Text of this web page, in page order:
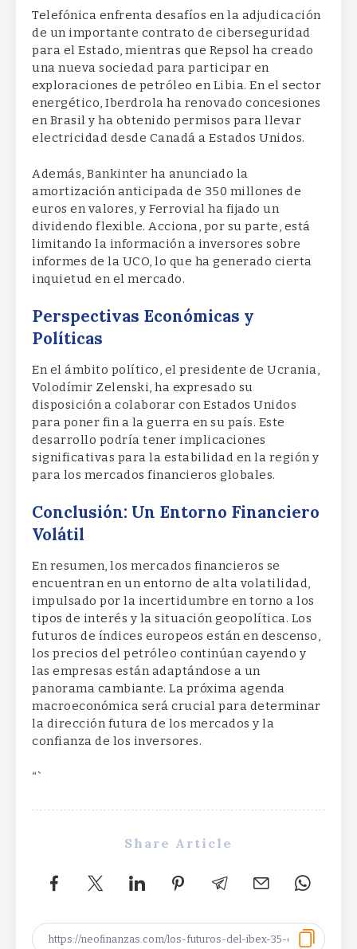
Telefónica enfrenta desafíos en la adjudicación
de un importante contrato de ciberseguridad
para el Estado, mientras que Repsol ha creado
una nueva sociedad para participar en
exploraciones de petróleo en Libia. En el sector
energético, Iberdrola ha renovado concesiones
en Brasil y ha obtenido permisos para llevar
electricidad desde Canadá a Estados Unidos.
Además, Bankinter ha anunciado la
amortización anticipada de 350 millones de
euros en valores, y Ferrovial ha fijado un
dividendo flexible. Acciona, por su parte, está
limitando la información a inversores sobre
informes de la UCO, lo que ha generado cierta
inquietud en el mercado.
Perspectivas Económicas y
Políticas
En el ámbito político, el presidente de Ucrania,
Volodímir Zelenski, ha expresado su
disposición a colaborar con Estados Unidos
para poner fin a la guerra en su país. Este
desarrollo podría tener implicaciones
significativas para la estabilidad en la región y
para los mercados financieros globales.
Conclusión: Un Entorno Financiero
Volátil
En resumen, los mercados financieros se
encuentran en un entorno de alta volatilidad,
impulsado por la incertidumbre en torno a los
tipos de interés y la situación geopolítica. Los
futuros de índices europeos están en descenso,
los precios del petróleo continúan cayendo y
las empresas están adaptándose a un
panorama cambiante. La próxima agenda
macroeconómica será crucial para determinar
la dirección futura de los mercados y la
confianza de los inversores.
“`
Share Article